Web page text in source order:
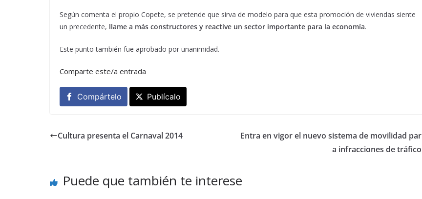
Según comenta el propio Copete, se pretende que sirva de modelo para que esta promoción de viviendas siente
un precedente, llame a más constructores y reactive un sector importante para la economía.
Este punto también fue aprobado por unanimidad.
Comparte este/a entrada
Compártelo Publícalo
Cultura presenta el Carnaval 2014
Entra en vigor el nuevo sistema de movilidad par
a infracciones de tráfico
Puede que también te interese